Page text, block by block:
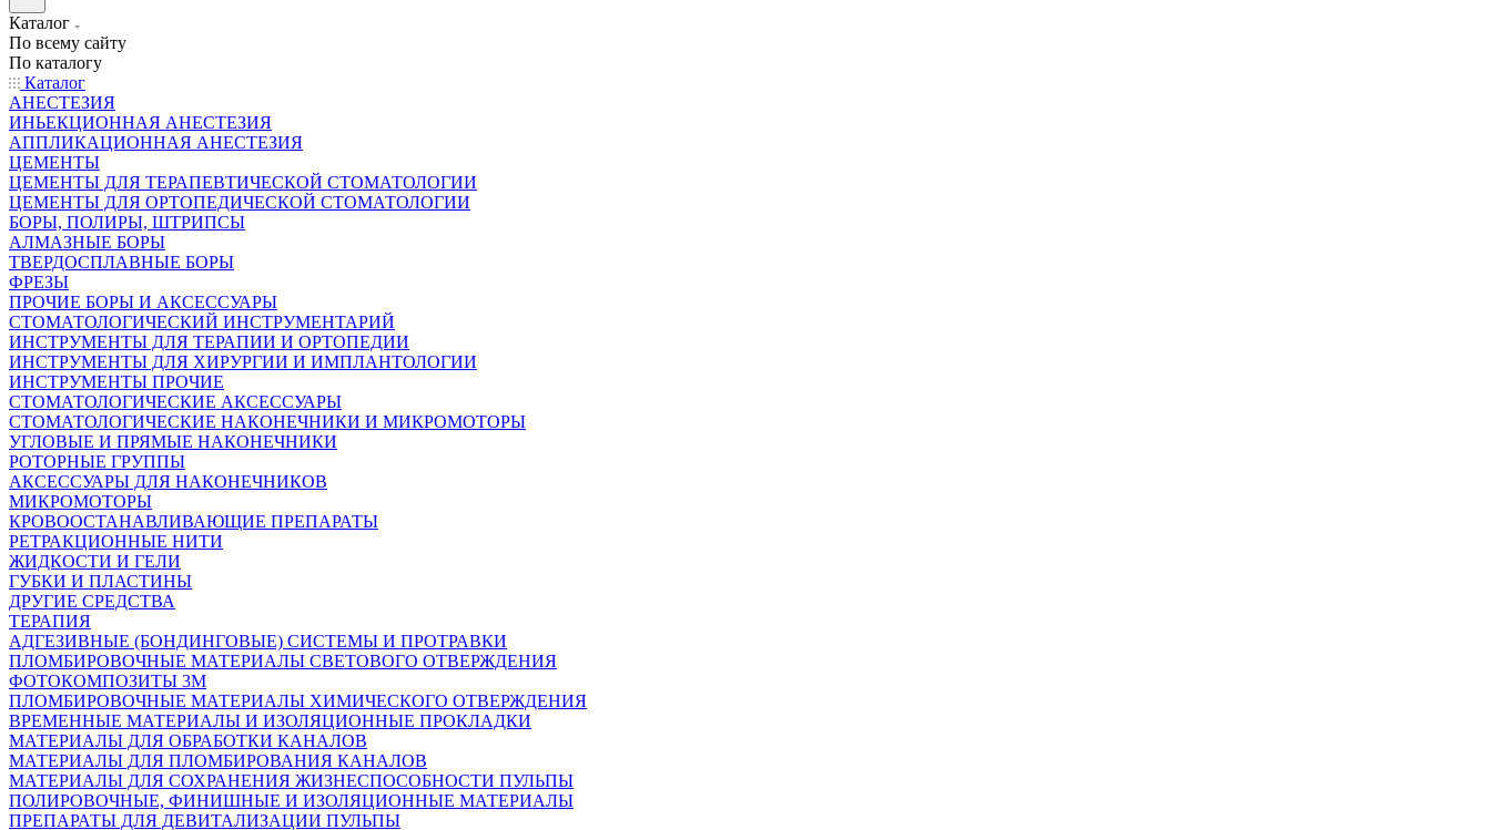
Каталог
По всему сайту
По каталогу
Каталог
АНЕСТЕЗИЯ
ИНЬЕКЦИОННАЯ АНЕСТЕЗИЯ
АППЛИКАЦИОННАЯ АНЕСТЕЗИЯ
ЦЕМЕНТЫ
ЦЕМЕНТЫ ДЛЯ ТЕРАПЕВТИЧЕСКОЙ СТОМАТОЛОГИИ
ЦЕМЕНТЫ ДЛЯ ОРТОПЕДИЧЕСКОЙ СТОМАТОЛОГИИ
БОРЫ, ПОЛИРЫ, ШТРИПСЫ
АЛМАЗНЫЕ БОРЫ
ТВЕРДОСПЛАВНЫЕ БОРЫ
ФРЕЗЫ
ПРОЧИЕ БОРЫ И АКСЕССУАРЫ
СТОМАТОЛОГИЧЕСКИЙ ИНСТРУМЕНТАРИЙ
ИНСТРУМЕНТЫ ДЛЯ ТЕРАПИИ И ОРТОПЕДИИ
ИНСТРУМЕНТЫ ДЛЯ ХИРУРГИИ И ИМПЛАНТОЛОГИИ
ИНСТРУМЕНТЫ ПРОЧИЕ
СТОМАТОЛОГИЧЕСКИЕ АКСЕССУАРЫ
СТОМАТОЛОГИЧЕСКИЕ НАКОНЕЧНИКИ И МИКРОМОТОРЫ
УГЛОВЫЕ И ПРЯМЫЕ НАКОНЕЧНИКИ
РОТОРНЫЕ ГРУППЫ
АКСЕССУАРЫ ДЛЯ НАКОНЕЧНИКОВ
МИКРОМОТОРЫ
КРОВООСТАНАВЛИВАЮЩИЕ ПРЕПАРАТЫ
РЕТРАКЦИОННЫЕ НИТИ
ЖИДКОСТИ И ГЕЛИ
ГУБКИ И ПЛАСТИНЫ
ДРУГИЕ СРЕДСТВА
ТЕРАПИЯ
АДГЕЗИВНЫЕ (БОНДИНГОВЫЕ) СИСТЕМЫ И ПРОТРАВКИ
ПЛОМБИРОВОЧНЫЕ МАТЕРИАЛЫ СВЕТОВОГО ОТВЕРЖДЕНИЯ
ФОТОКОМПОЗИТЫ 3М
ПЛОМБИРОВОЧНЫЕ МАТЕРИАЛЫ ХИМИЧЕСКОГО ОТВЕРЖДЕНИЯ
ВРЕМЕННЫЕ МАТЕРИАЛЫ И ИЗОЛЯЦИОННЫЕ ПРОКЛАДКИ
МАТЕРИАЛЫ ДЛЯ ОБРАБОТКИ КАНАЛОВ
МАТЕРИАЛЫ ДЛЯ ПЛОМБИРОВАНИЯ КАНАЛОВ
МАТЕРИАЛЫ ДЛЯ СОХРАНЕНИЯ ЖИЗНЕСПОСОБНОСТИ ПУЛЬПЫ
ПОЛИРОВОЧНЫЕ, ФИНИШНЫЕ И ИЗОЛЯЦИОННЫЕ МАТЕРИАЛЫ
ПРЕПАРАТЫ ДЛЯ ДЕВИТАЛИЗАЦИИ ПУЛЬПЫ